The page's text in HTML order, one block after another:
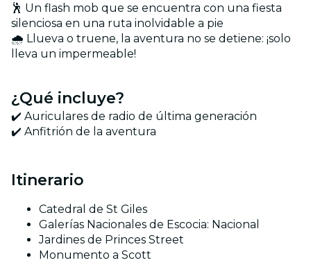
🕺 Un flash mob que se encuentra con una fiesta
silenciosa en una ruta inolvidable a pie
🌧️ Llueva o truene, la aventura no se detiene: ¡solo
lleva un impermeable!
¿Qué incluye?
✔️ Auriculares de radio de última generación
✔️ Anfitrión de la aventura
Itinerario
Catedral de St Giles
Galerías Nacionales de Escocia: Nacional
Jardines de Princes Street
Monumento a Scott